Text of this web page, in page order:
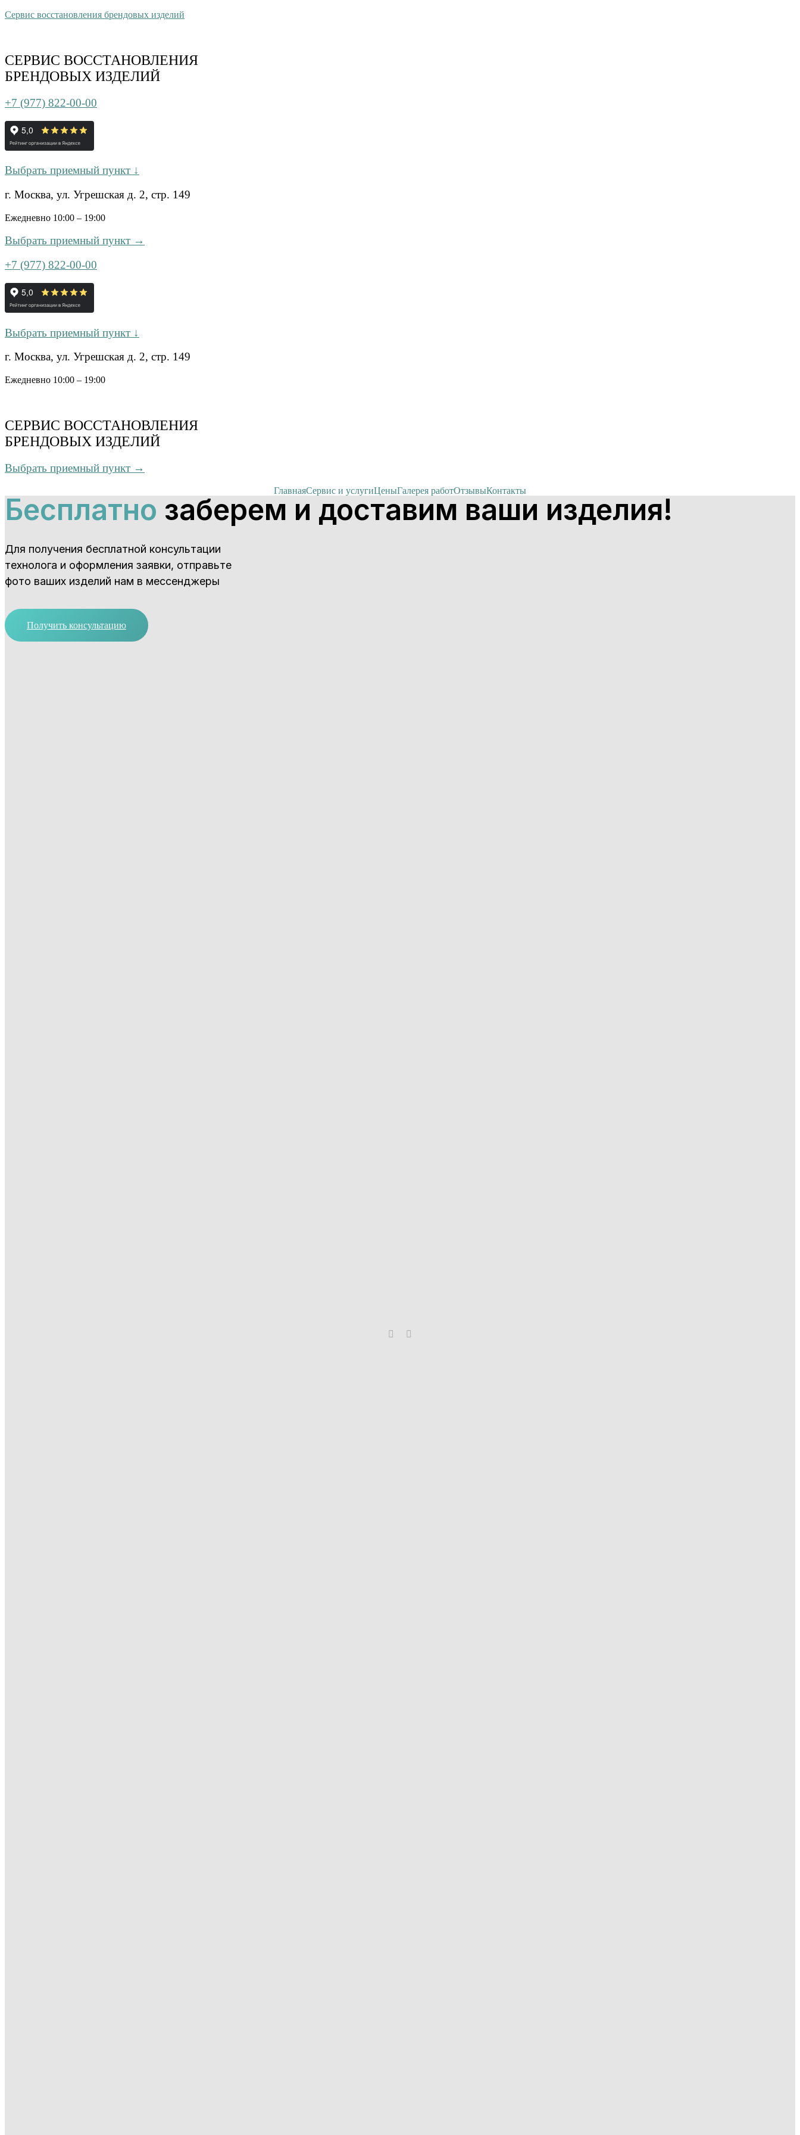
Сервис восстановления брендовых изделий
СЕРВИС ВОССТАНОВЛЕНИЯ
БРЕНДОВЫХ ИЗДЕЛИЙ
+7 (977) 822-00-00
Выбрать приемный пункт ↓
г. Москва, ул. Угрешская д. 2, стр. 149
Ежедневно 10:00 – 19:00
Выбрать приемный пункт →
+7 (977) 822-00-00
Выбрать приемный пункт ↓
г. Москва, ул. Угрешская д. 2, стр. 149
Ежедневно 10:00 – 19:00
СЕРВИС ВОССТАНОВЛЕНИЯ
БРЕНДОВЫХ ИЗДЕЛИЙ
Выбрать приемный пункт →
ГлавнаяСервис и услугиЦеныГалерея работОтзывыКонтакты
Бесплатно заберем и доставим ваши изделия!
Для получения бесплатной консультации
технолога и оформления заявки, отправьте
фото ваших изделий нам в мессенджеры
Получить консультацию